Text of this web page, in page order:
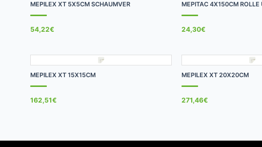
MEPILEX XT 5X5CM SCHAUMVER
54,22€
MEPITAC 4X150CM ROLLE
24,30€
MEPILEX XT 15X15CM
162,51€
MEPILEX XT 20X20CM
271,46€